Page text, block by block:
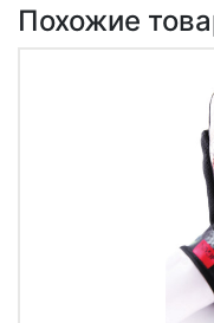
Похожие